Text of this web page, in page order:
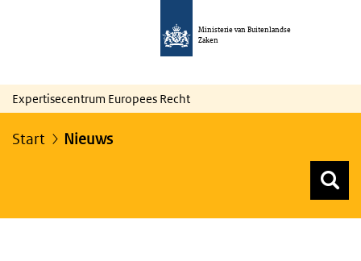
Ministerie van Buitenlandse
Zaken
Expertisecentrum Europees Recht
Start Nieuws